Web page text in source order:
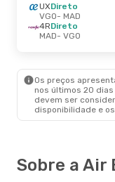
UXDireto
VGO- MAD
4RDireto
MAD- VGO
Os preços
nos últimos 20
devem ser
disponibilidade e
Sobre a Air